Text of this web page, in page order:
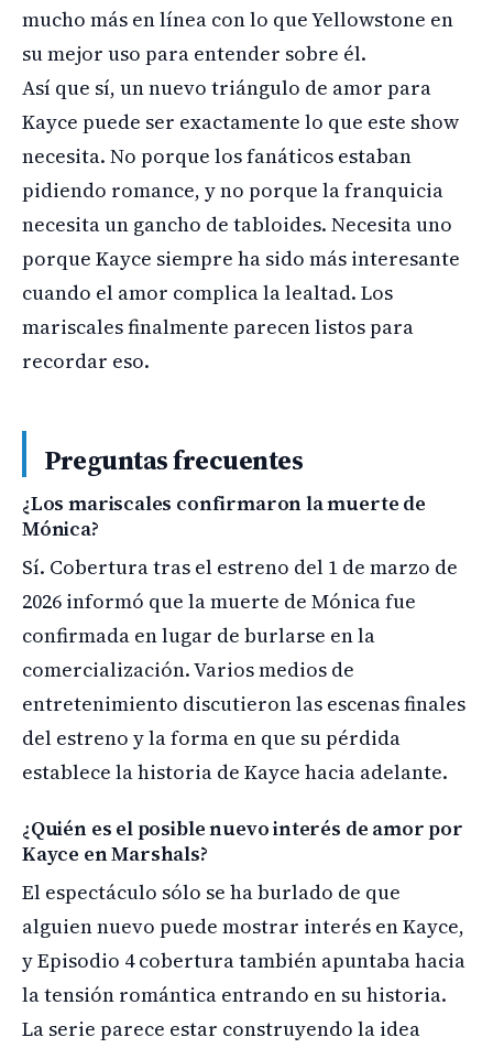
mucho más en línea con lo que Yellowstone en
su mejor uso para entender sobre él.
Así que sí, un nuevo triángulo de amor para
Kayce puede ser exactamente lo que este show
necesita. No porque los fanáticos estaban
pidiendo romance, y no porque la franquicia
necesita un gancho de tabloides. Necesita uno
porque Kayce siempre ha sido más interesante
cuando el amor complica la lealtad. Los
mariscales finalmente parecen listos para
recordar eso.
Preguntas frecuentes
¿Los mariscales confirmaron la muerte de
Mónica?
Sí. Cobertura tras el estreno del 1 de marzo de
2026 informó que la muerte de Mónica fue
confirmada en lugar de burlarse en la
comercialización. Varios medios de
entretenimiento discutieron las escenas finales
del estreno y la forma en que su pérdida
establece la historia de Kayce hacia adelante.
¿Quién es el posible nuevo interés de amor por
Kayce en Marshals?
El espectáculo sólo se ha burlado de que
alguien nuevo puede mostrar interés en Kayce,
y Episodio 4 cobertura también apuntaba hacia
la tensión romántica entrando en su historia.
La serie parece estar construyendo la idea